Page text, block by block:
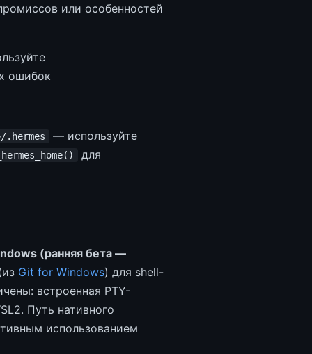
или особенностей
ошибок
.hermes — используйте
для
(ранняя бета —
Git for Windows) для shell-
встроенная PTY-
Путь нативного
использованием